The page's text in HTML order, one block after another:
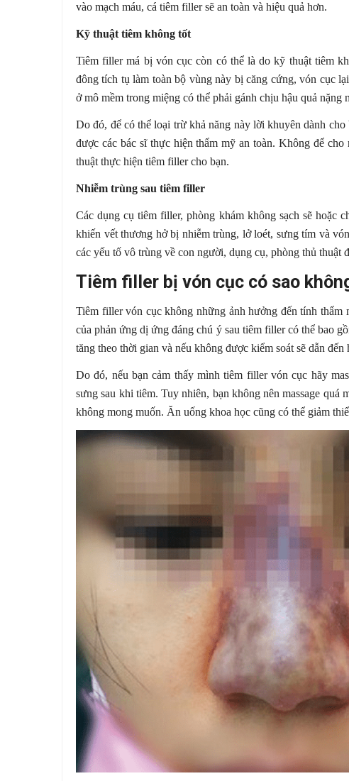
vào mạch máu, cá tiêm filler sẽ an toàn và hiệu quả hơn.
Kỹ thuật tiêm không tốt
Tiêm filler má bị vón cục còn có thể là do kỹ thuật tiêm
đông tích tụ làm toàn bộ vùng này bị căng cứng, vón cục
ở mô mềm trong miệng có thể phải gánh chịu hậu quả nặng
Do đó, để có thể loại trừ khả năng này lời khuyên dành
được các bác sĩ thực hiện thẩm mỹ an toàn. Không để
thuật thực hiện tiêm filler cho bạn.
Nhiễm trùng sau tiêm filler
Các dụng cụ tiêm filler, phòng khám không sạch sẽ hoặc
khiến vết thương hở bị nhiễm trùng, lở loét, sưng tím và
các yếu tố vô trùng về con người, dụng cụ, phòng thủ
Tiêm filler bị vón cục có sao
Tiêm filler vón cục không những ảnh hưởng đến tính
của phản ứng dị ứng đáng chú ý sau tiêm filler có thể bao
tăng theo thời gian và nếu không được kiểm soát sẽ dẫn
Do đó, nếu bạn cảm thấy mình tiêm filler vón cục hãy
sưng sau khi tiêm. Tuy nhiên, bạn không nên massage quá
không mong muốn. Ăn uống khoa học cũng có thể giảm